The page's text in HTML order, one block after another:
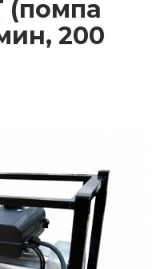
(помпа
200